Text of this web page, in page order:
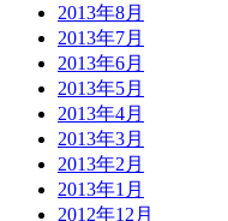
2013年8月
2013年7月
2013年6月
2013年5月
2013年4月
2013年3月
2013年2月
2013年1月
2012年12月